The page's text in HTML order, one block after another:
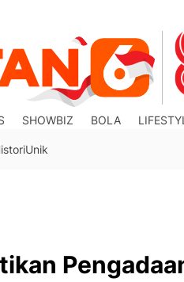
SHOWBIZ BOLA
Unik